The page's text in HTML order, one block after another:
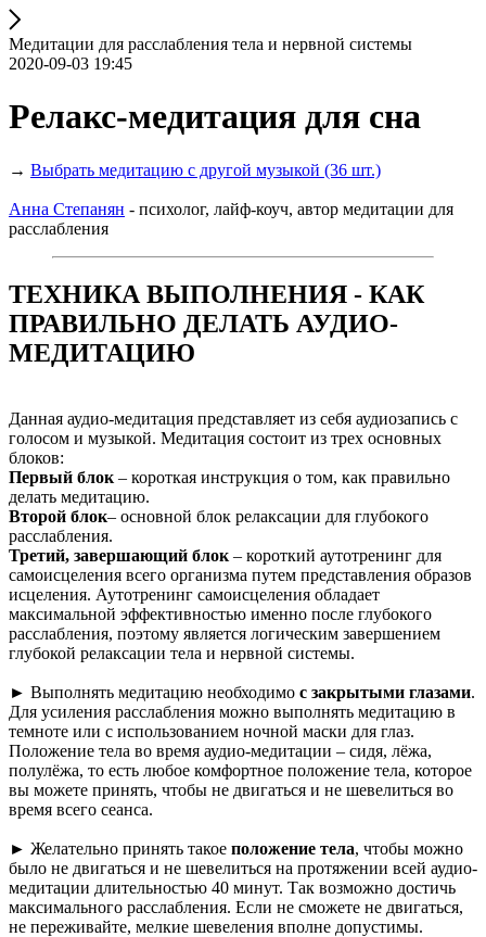
Медитации для расслабления тела и нервной системы
2020-09-03 19:45
Релакс-медитация для сна
→ Выбрать медитацию с другой музыкой (36 шт.)
Анна Степанян - психолог, лайф-коуч, автор медитации для
расслабления
ТЕХНИКА ВЫПОЛНЕНИЯ - КАК
ПРАВИЛЬНО ДЕЛАТЬ АУДИО-
МЕДИТАЦИЮ
Данная аудио-медитация представляет из себя аудиозапись с
голосом и музыкой. Медитация состоит из трех основных
блоков:
Первый блок – короткая инструкция о том, как правильно
делать медитацию.
Второй блок– основной блок релаксации для глубокого
расслабления.
Третий, завершающий блок – короткий аутотренинг для
самоисцеления всего организма путем представления образов
исцеления. Аутотренинг самоисцеления обладает
максимальной эффективностью именно после глубокого
расслабления, поэтому является логическим завершением
глубокой релаксации тела и нервной системы.
► Выполнять медитацию необходимо с закрытыми глазами.
Для усиления расслабления можно выполнять медитацию в
темноте или с использованием ночной маски для глаз.
Положение тела во время аудио-медитации – сидя, лёжа,
полулёжа, то есть любое комфортное положение тела, которое
вы можете принять, чтобы не двигаться и не шевелиться во
время всего сеанса.
► Желательно принять такое положение тела, чтобы можно
было не двигаться и не шевелиться на протяжении всей аудио-
медитации длительностью 40 минут. Так возможно достичь
максимального расслабления. Если не сможете не двигаться,
не переживайте, мелкие шевеления вполне допустимы.